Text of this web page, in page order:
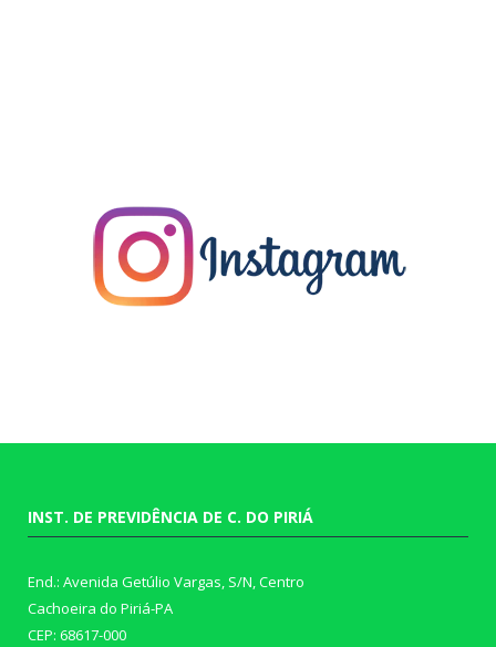
INST. DE PREVIDÊNCIA DE C. DO PIRIÁ
End.: Avenida Getúlio Vargas, S/N, Centro
Cachoeira do Piriá-PA
CEP: 68617-000